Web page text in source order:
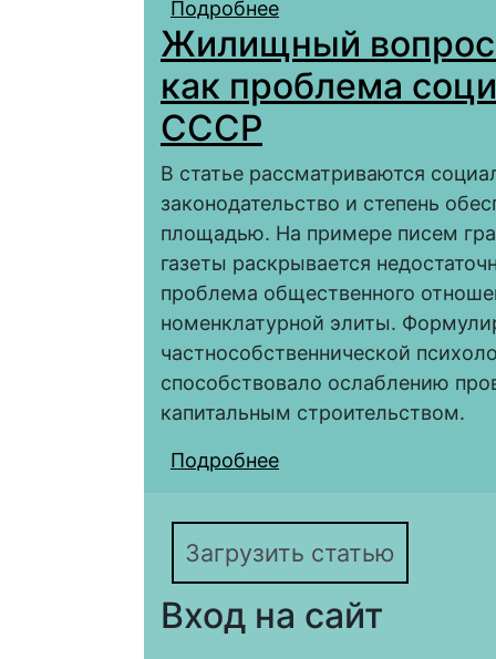
Подробнее
«ПУГАЧЁВЩИНЕ»:
Жилищный вопрос
как проблема
СССР
В статье рассматриваются
законодательство и степень
площадью. На примере писем
газеты раскрывается
проблема общественного
номенклатурной элиты.
частнособственнической
способствовало ослаблению
капитальным строительством.
Подробнее
Загрузить статью
Вход на сайт